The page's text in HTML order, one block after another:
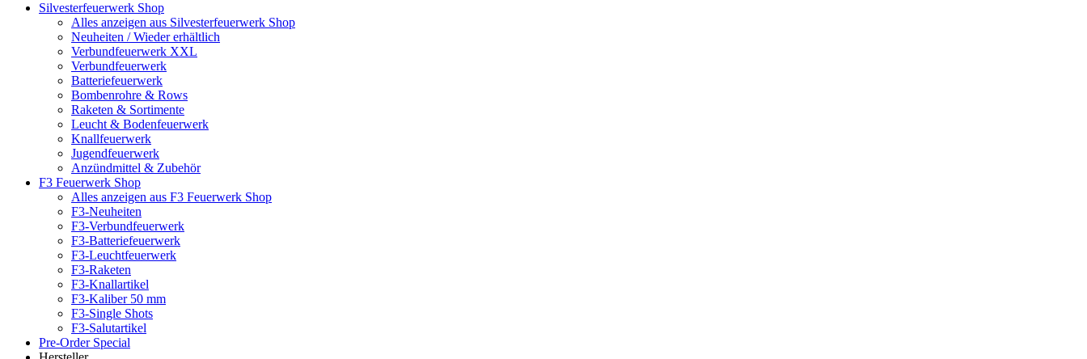
Silvesterfeuerwerk Shop
Alles anzeigen aus Silvesterfeuerwerk Shop
Neuheiten / Wieder erhältlich
Verbundfeuerwerk XXL
Verbundfeuerwerk
Batteriefeuerwerk
Bombenrohre & Rows
Raketen & Sortimente
Leucht & Bodenfeuerwerk
Knallfeuerwerk
Jugendfeuerwerk
Anzündmittel & Zubehör
F3 Feuerwerk Shop
Alles anzeigen aus F3 Feuerwerk Shop
F3-Neuheiten
F3-Verbundfeuerwerk
F3-Batteriefeuerwerk
F3-Leuchtfeuerwerk
F3-Raketen
F3-Knallartikel
F3-Kaliber 50 mm
F3-Single Shots
F3-Salutartikel
Pre-Order Special